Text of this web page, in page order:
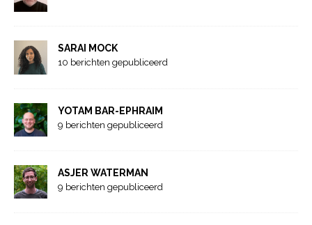
SARAI MOCK
10 berichten gepubliceerd
YOTAM BAR-EPHRAIM
9 berichten gepubliceerd
ASJER WATERMAN
9 berichten gepubliceerd